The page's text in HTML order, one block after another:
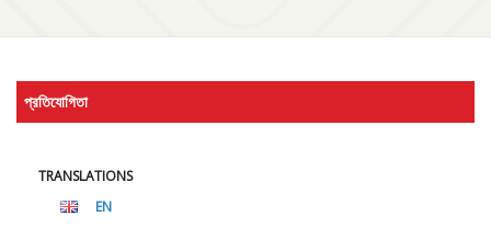
প্রতিযোগিতা
TRANSLATIONS
EN